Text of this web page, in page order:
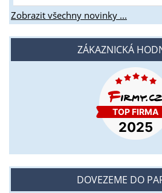
Zobrazit všechny novinky ...
ZÁKAZNICKÁ
DOVEZEME DO